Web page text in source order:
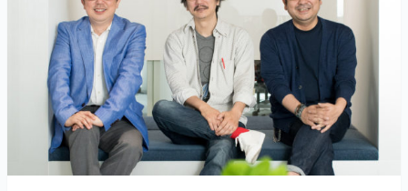
アプリレビュー
その他
電ファミニコゲーマーとは？
運営：株式会社マレ
【ゲームの企画書】リアルを舞台に数千人規模でゲーム…そんな
のは約30年前に存在した！ 「蓬萊学園」狂気の1年を今こそ語り
あおう【新城カズマ×齊藤陽介×中津宗一郎 】